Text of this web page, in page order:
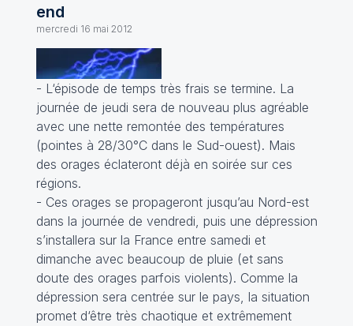
end
mercredi 16 mai 2012
- L‘épisode de temps très frais se termine. La
journée de jeudi sera de nouveau plus agréable
avec une nette remontée des températures
(pointes à 28/30°C dans le Sud-ouest). Mais
des orages éclateront déjà en soirée sur ces
régions.
- Ces orages se propageront jusqu’au Nord-est
dans la journée de vendredi, puis une dépression
s’installera sur la France entre samedi et
dimanche avec beaucoup de pluie (et sans
doute des orages parfois violents). Comme la
dépression sera centrée sur le pays, la situation
promet d‘être très chaotique et extrêmement